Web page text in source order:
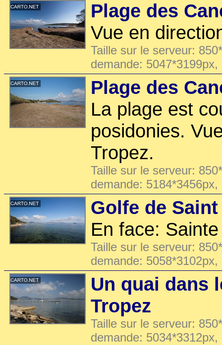
Plage des
Vue en
Taille sur le serveur:
demande:
Plage des
La plage est
posidonies.
Tropez.
Taille sur le serveur:
demande:
Golfe de
En face:
Taille sur le serveur:
demande:
Un quai dans
Tropez
Taille sur le serveur:
demande: